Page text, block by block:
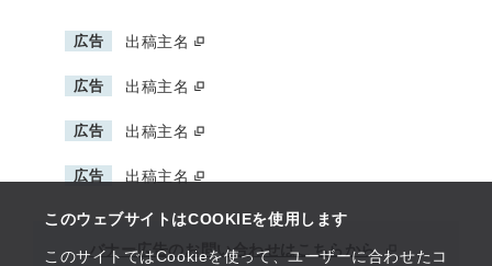
このウェブサイトはCOOKIEを使用します
このサイトではCookieを使って、ユーザーに合わせたコ
広告 出稿主名
広告 出稿主名
広告 出稿主名
広告 出稿主名
バナー広告のお問い合わせはこちらから